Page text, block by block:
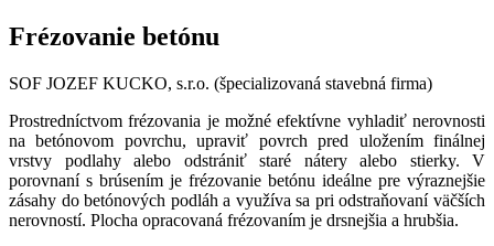
Frézovanie betónu
SOF JOZEF KUCKO, s.r.o. (špecializovaná stavebná firma)
Prostredníctvom frézovania je možné efektívne vyhladiť nerovnosti
na betónovom povrchu, upraviť povrch pred uložením finálnej
vrstvy podlahy alebo odstrániť staré nátery alebo stierky. V
porovnaní s brúsením je frézovanie betónu ideálne pre výraznejšie
zásahy do betónových podláh a využíva sa pri odstraňovaní väčších
nerovností. Plocha opracovaná frézovaním je drsnejšia a hrubšia.